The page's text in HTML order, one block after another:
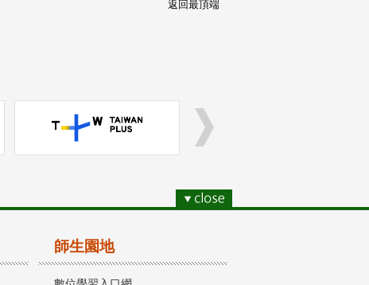
返回最頂端
師生園地